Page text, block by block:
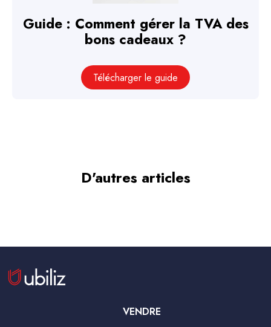
Guide : Comment gérer la TVA des
bons cadeaux ?
Télécharger le guide
D'autres articles
VENDRE